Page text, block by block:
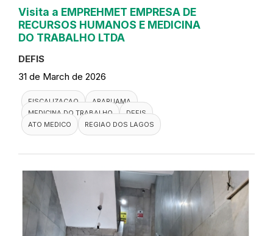
Visita a EMPREHMET EMPRESA DE
RECURSOS HUMANOS E MEDICINA
DO TRABALHO LTDA
DEFIS
31 de March de 2026
FISCALIZACAO
ARARUAMA
MEDICINA DO TRABALHO
DEFIS
ATO MEDICO
REGIAO DOS LAGOS